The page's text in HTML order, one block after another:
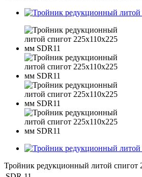
Тройник редукционный литой спигот